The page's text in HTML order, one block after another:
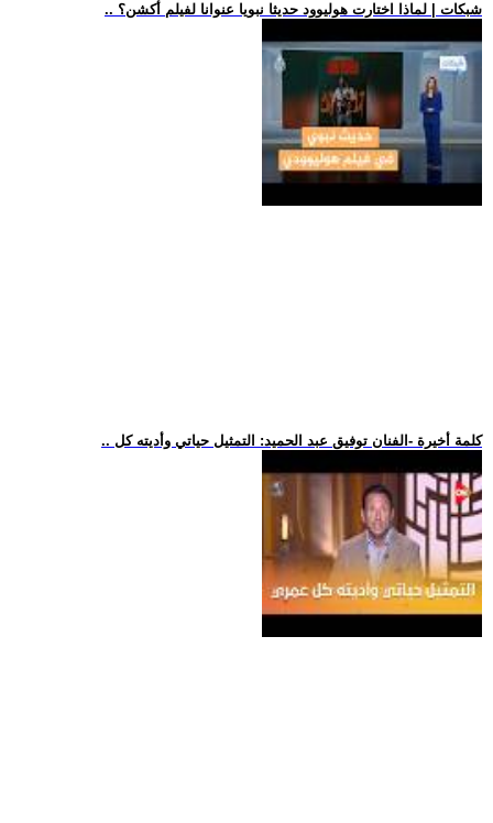
.. شبكات | لماذا اختارت هوليوود حديثا نبويا عنوانا لفيلم أكشن؟
.. كلمة أخيرة -الفنان توفيق عبد الحميد: التمثيل حياتي وأديته كل